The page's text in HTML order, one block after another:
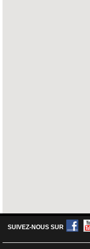
SUIVEZ-NOUS SUR